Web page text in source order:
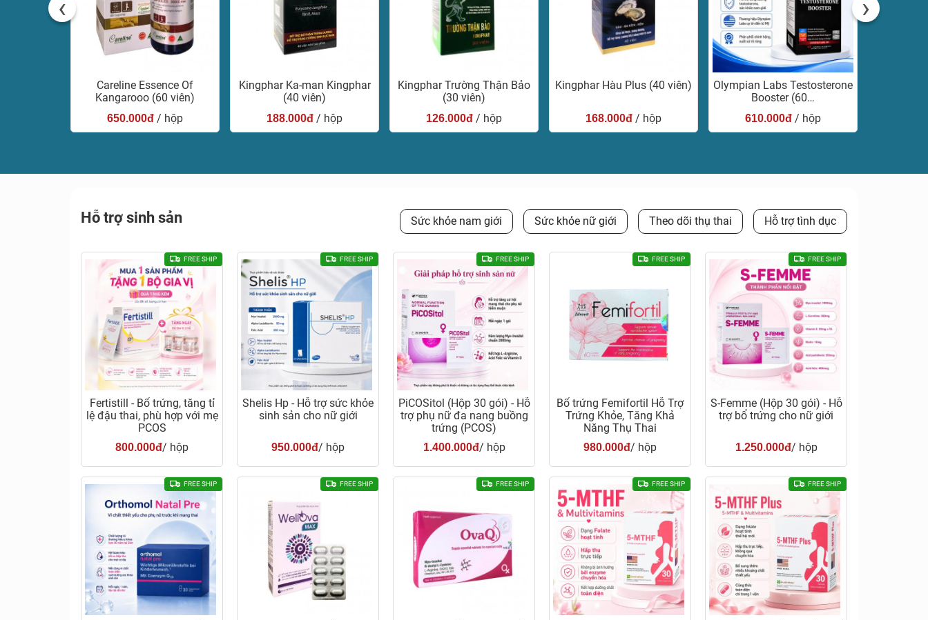
Careline Essence Of
Kangarooo (60 viên)
650.000đ / hộp
Kingphar Ka-man Kingphar
(40 viên)
188.000đ / hộp
Kingphar Trường Thận Bảo
(30 viên)
126.000đ / hộp
Kingphar Hàu Plus (40 viên)
168.000đ / hộp
Olympian Labs Testosterone
Booster (60…
610.000đ / hộp
‹ ›
Hỗ trợ sinh sản Sức khỏe nam giới Sức khỏe nữ giới Theo dõi thụ thai Hỗ trợ tình dục
FREE SHIP
Fertistill - Bổ trứng, tăng tỉ
lệ đậu thai, phù hợp với mẹ
PCOS
800.000đ/ hộp
FREE SHIP
Shelis Hp - Hỗ trợ sức khỏe
sinh sản cho nữ giới
950.000đ/ hộp
FREE SHIP
PiCOSitol (Hộp 30 gói) - Hỗ
trợ phụ nữ đa nang buồng
trứng (PCOS)
1.400.000đ/ hộp
FREE SHIP
Bổ trứng Femifortil Hỗ Trợ
Trứng Khỏe, Tăng Khả
Năng Thụ Thai
980.000đ/ hộp
FREE SHIP
S-Femme (Hộp 30 gói) - Hỗ
trợ bổ trứng cho nữ giới
1.250.000đ/ hộp
FREE SHIP FREE SHIP FREE SHIP FREE SHIP FREE SHIP